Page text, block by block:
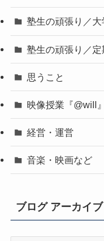
塾生の頑張り／
塾生の頑張り／
思うこと
映像授業『@will』
経営・運営
音楽・映画など
ブログ アーカイブ